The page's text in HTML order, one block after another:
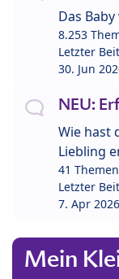
Das
8.253
Letzter
30. Jun
NEU:
Wie hast
Liebling
41
Letzter
7. Apr
Mein